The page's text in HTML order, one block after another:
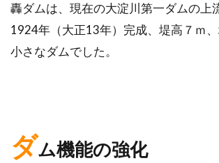
轟ダムは、現在の大淀川第一ダムの上
1924年（大正13年）完成、堤高７ｍ
小さなダムでした。
ダム機能の強化